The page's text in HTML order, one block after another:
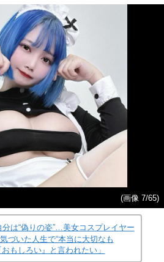
(画像 7/65)
分は“偽りの姿”…美女コスプレイヤー
づいた人生で“本当に大切なも
もしろい』と言われたい」